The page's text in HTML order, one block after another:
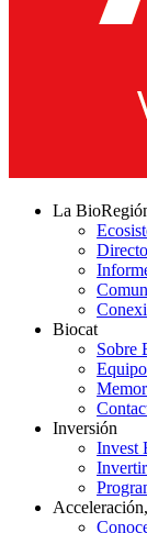
La
Biocat
Sobre
Equipo
Inversión
Invest